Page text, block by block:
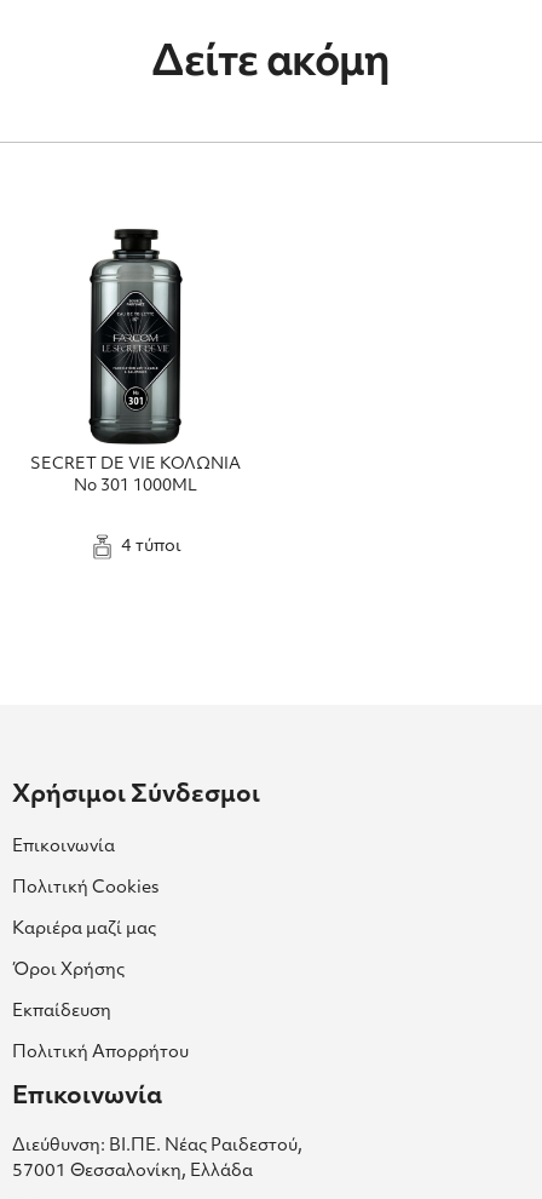
Δείτε ακόμη
SECRET DE VIE ΚΟΛΩΝΙΑ
No 301 1000ML
4 τύποι
Χρήσιμοι Σύνδεσμοι
Επικοινωνία
Πολιτική Cookies
Καριέρα μαζί μας
Όροι Χρήσης
Εκπαίδευση
Πολιτική Απορρήτου
Επικοινωνία
Διεύθυνση: ΒΙ.ΠΕ. Νέας Ραιδεστού,
57001 Θεσσαλονίκη, Ελλάδα